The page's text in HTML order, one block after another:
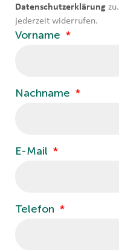
Datenschutzerklärung
jederzeit widerrufen.
Vorname
Nachname
E-Mail
Telefon